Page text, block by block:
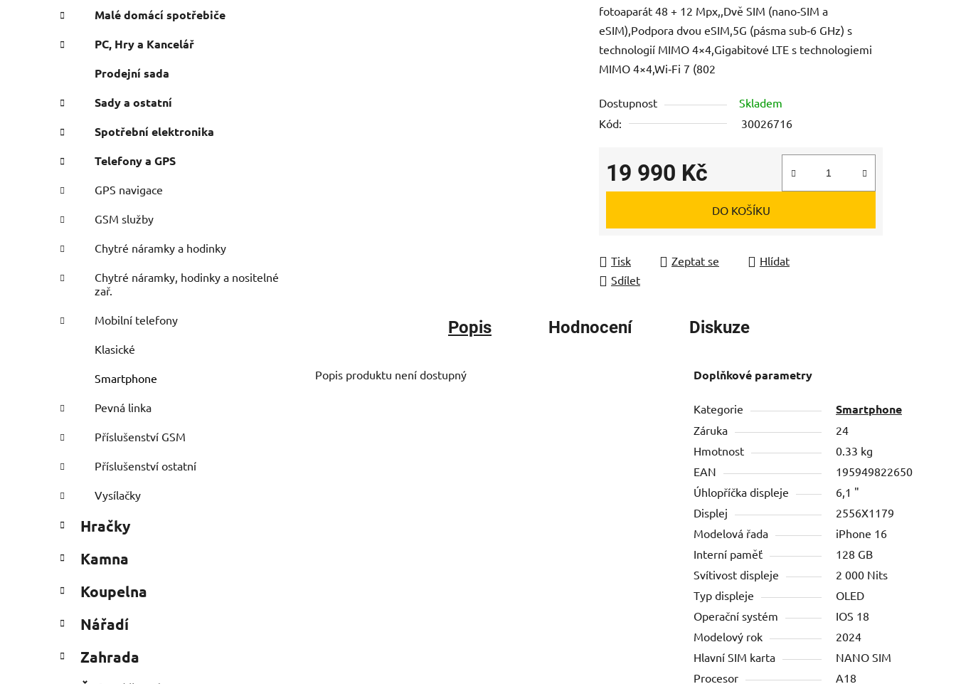
Malé domácí spotřebiče
PC, Hry a Kancelář
Prodejní sada
Sady a ostatní
Spotřební elektronika
Telefony a GPS
GPS navigace
GSM služby
Chytré náramky a hodinky
Chytré náramky, hodinky a nositelné
zař.
Mobilní telefony
Klasické
Smartphone
Pevná linka
Příslušenství GSM
Příslušenství ostatní
Vysílačky
Hračky
Kamna
Koupelna
Nářadí
Zahrada
fotoaparát 48 + 12 Mpx,,Dvě SIM (nano‑SIM a
eSIM),Podpora dvou eSIM,5G (pásma sub‑6 GHz) s
technologií MIMO 4×4,Gigabitové LTE s technologiemi
MIMO 4×4,Wi‑Fi 7 (802
Dostupnost
Skladem
Kód:
30026716
19 990 Kč
Měrná cena:
DO KOŠÍKU
Tisk Zeptat se
Hlídat
Sdílet
Popis Hodnocení Diskuze
Popis produktu není dostupný Doplňkové parametry
Kategorie Smartphone
Záruka
24
Hmotnost
0.33 kg
EAN
195949822650
Úhlopříčka displeje
6,1 "
Displej
2556X1179
Modelová řada
iPhone 16
Interní paměť
128 GB
Svítivost displeje
2 000 Nits
Typ displeje
OLED
Operační systém
IOS 18
Modelový rok
2024
Hlavní SIM karta
NANO SIM
Procesor
A18